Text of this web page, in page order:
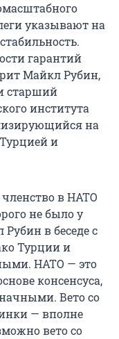
указывают на
гарантий
Майкл Рубин,
старший
института
на
и
членство в НАТО
не было у
в беседе с
Турции и
НАТО — это
консенсуса,
Вето со
— вполне
вето со